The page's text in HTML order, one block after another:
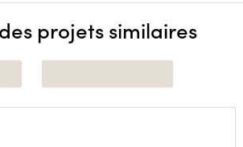
projets similaires